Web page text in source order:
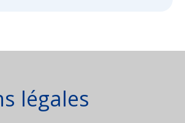
légales